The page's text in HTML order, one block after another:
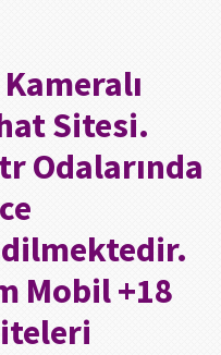
Kameralı
Sitesi.
Odalarında
Mobil +18